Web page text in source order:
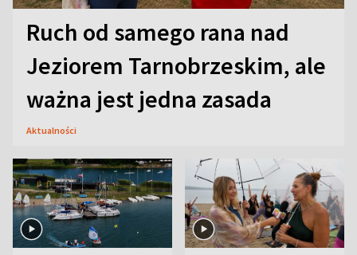
Ruch od samego rana nad
Jeziorem Tarnobrzeskim, ale
ważna jest jedna zasada
Aktualności